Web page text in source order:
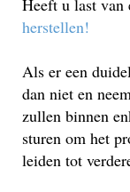
Heeft u last van
herstellen!
Als er een
dan niet en
zullen binnen
sturen om het
leiden tot